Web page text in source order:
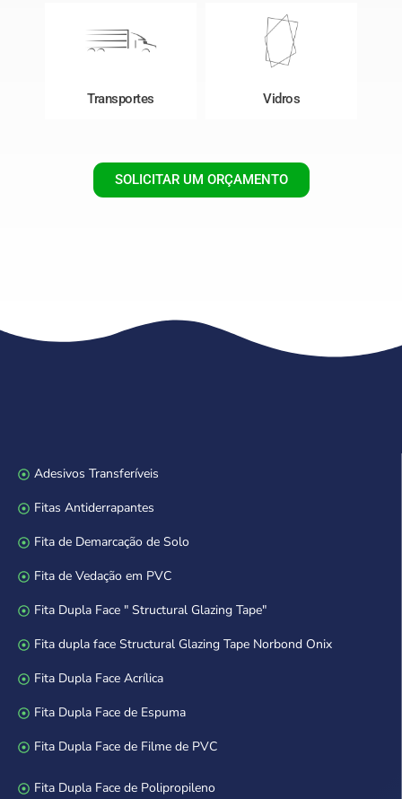
Transportes Vidros
SOLICITAR UM ORÇAMENTO
Adesivos Transferíveis
Fitas Antiderrapantes
Fita de Demarcação de Solo
Fita de Vedação em PVC
Fita Dupla Face " Structural Glazing Tape"
Fita dupla face Structural Glazing Tape Norbond Onix
Fita Dupla Face Acrílica
Fita Dupla Face de Espuma
Fita Dupla Face de Filme de PVC
Fita Dupla Face de Polipropileno